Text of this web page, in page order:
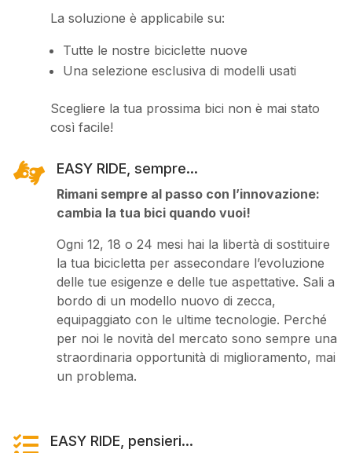
La soluzione è applicabile su:
Tutte le nostre biciclette nuove
Una selezione esclusiva di modelli usati
Scegliere la tua prossima bici non è mai stato
così facile!
 EASY RIDE, sempre...
Rimani sempre al passo con l’innovazione:
cambia la tua bici quando vuoi!
Ogni 12, 18 o 24 mesi hai la libertà di sostituire
la tua bicicletta per assecondare l’evoluzione
delle tue esigenze e delle tue aspettative. Sali a
bordo di un modello nuovo di zecca,
equipaggiato con le ultime tecnologie. Perché
per noi le novità del mercato sono sempre una
straordinaria opportunità di miglioramento, mai
un problema.
 EASY RIDE, pensieri...